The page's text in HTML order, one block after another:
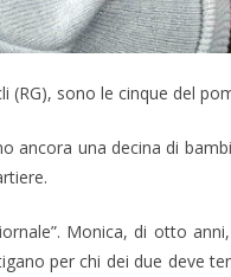
(RG), sono le cinque del
ancora una decina di
Monica, di otto
per chi dei due deve